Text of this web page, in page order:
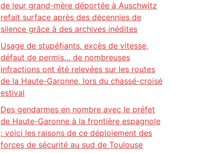
de leur grand-mère déportée à Auschwitz
refait surface après des décennies de
silence grâce à des archives inédites
Usage de stupéfiants, excès de vitesse,
défaut de permis… de nombreuses
infractions ont été relevées sur les routes
de la Haute-Garonne, lors du chassé-croisé
estival
Des gendarmes en nombre avec le préfet
de Haute-Garonne à la frontière espagnole
: voici les raisons de ce déploiement des
forces de sécurité au sud de Toulouse